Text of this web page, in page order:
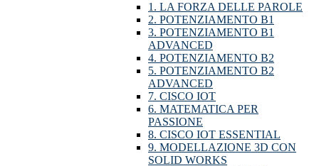
1. LA FORZA DELLE PAROLE
2. POTENZIAMENTO B1
3. POTENZIAMENTO B1
ADVANCED
4. POTENZIAMENTO B2
5. POTENZIAMENTO B2
ADVANCED
7. CISCO IOT
6. MATEMATICA PER
PASSIONE
8. CISCO IOT ESSENTIAL
9. MODELLAZIONE 3D CON
SOLID WORKS